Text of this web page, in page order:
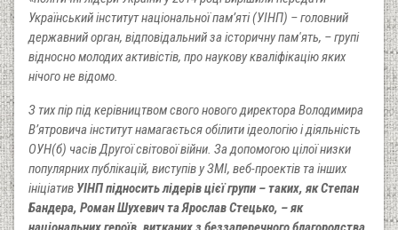
Український інститут національної пам’яті (УІНП) – головний
державний орган, відповідальний за історичну пам'ять, – групі
відносно молодих активістів, про наукову кваліфікацію яких
нічого не відомо.
З тих пір під керівництвом свого нового директора Володимира
В’ятровича інститут намагається обілити ідеологію і діяльність
ОУН(б) часів Другої світової війни. За допомогою цілої низки
популярних публікацій, виступів у ЗМІ, веб-проектів та інших
ініціатив УІНП підносить лідерів цієї групи – таких, як Степан
Бандера, Роман Шухевич та Ярослав Стецько, – як